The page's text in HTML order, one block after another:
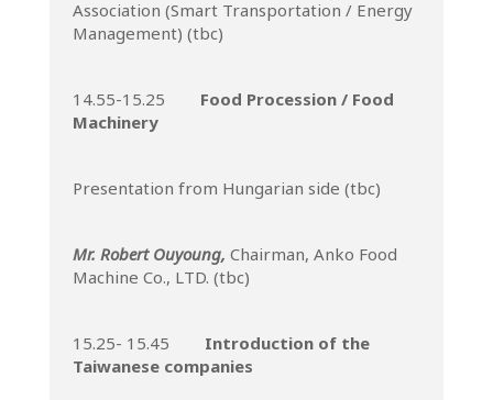
Association (Smart Transportation / Energy
Management) (tbc)
14.55-15.25 Food Procession / Food
Machinery
Presentation from Hungarian side (tbc)
Mr. Robert Ouyoung, Chairman, Anko Food
Machine Co., LTD. (tbc)
15.25- 15.45 Introduction of the
Taiwanese companies